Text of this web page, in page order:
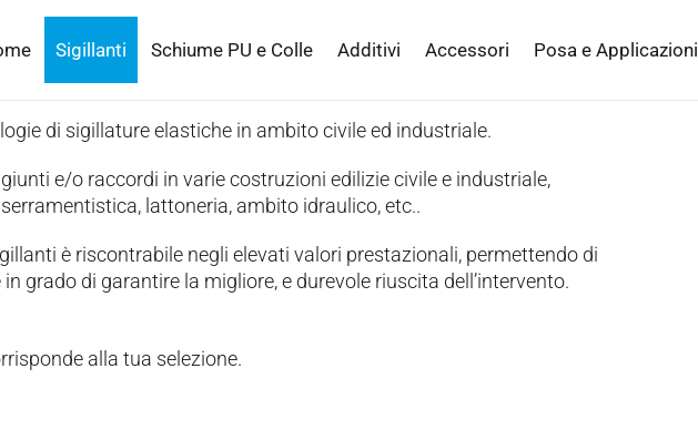
Sigillanti Schiume PU e Colle Additivi Accessori Posa e Applicazioni
di sigillature elastiche in ambito civile ed industriale.
e/o raccordi in varie costruzioni edilizie civile e industriale,
lattoneria, ambito idraulico, etc..
è riscontrabile negli elevati valori prestazionali, permettendo di
grado di garantire la migliore, e durevole riuscita dell’intervento.
alla tua selezione.